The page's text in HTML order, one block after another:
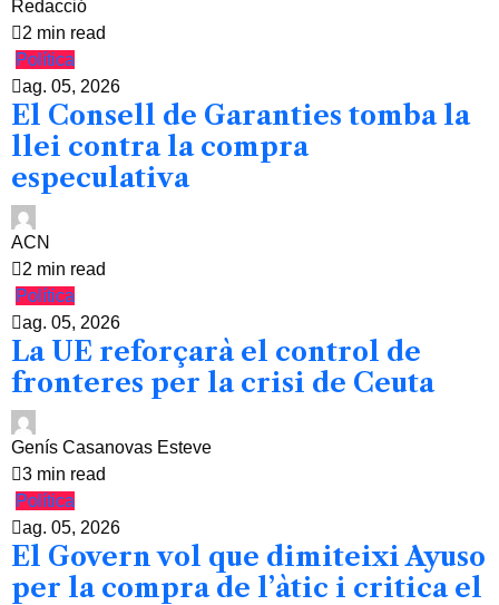
Redacció
2 min read
Política
ag. 05, 2026
El Consell de Garanties tomba la
llei contra la compra
especulativa
ACN
2 min read
Política
ag. 05, 2026
La UE reforçarà el control de
fronteres per la crisi de Ceuta
Genís Casanovas Esteve
3 min read
Política
ag. 05, 2026
El Govern vol que dimiteixi Ayuso
per la compra de l’àtic i critica el